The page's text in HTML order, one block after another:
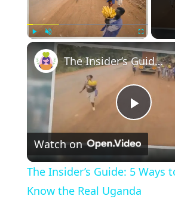
Unmute Fullscreen
P
l
a
The Insider’s Guide: 5 Ways to Get to Know the Real Uganda
Watch on
The Insider’s Guide: 5 Ways
Know the Real Uganda